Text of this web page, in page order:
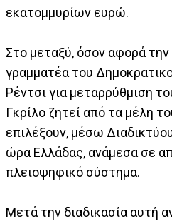
εκατομμυρίων ευρώ.
Στο μεταξύ, όσον αφορά
γραμματέα του
Ρέντσι για μεταρρύθμιση
Γκρίλο ζητεί από τα μέλη
επιλέξουν, μέσω
ώρα Ελλάδας, ανάμεσα σε
πλειοψηφικό σύστημα.
Μετά την διαδικασία αυτή